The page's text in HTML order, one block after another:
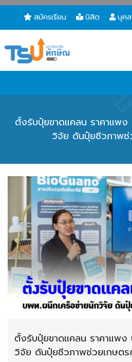
สมัครเรียน นิสิต บุคล
ตั้งรับปุ๋ยขาดแคลน ราคาแพง
วิจัย ดันปุ๋ยชีวภาพช่
ตั้งรับปุ๋ยขาดแคลน ราคาแพง
วิจัย ดันปุ๋ยชีวภาพช่วยเกษตร